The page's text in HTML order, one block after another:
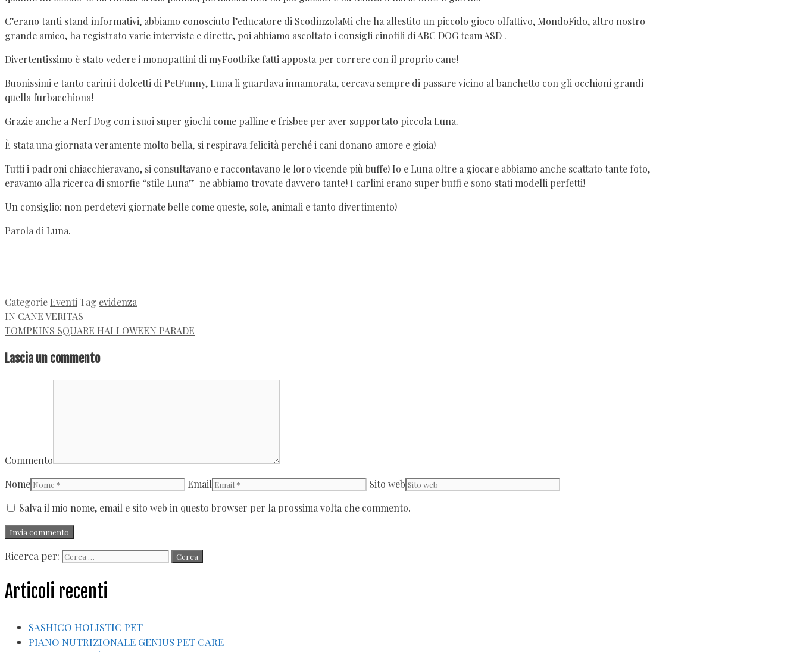
C’erano tanti stand informativi, abbiamo conosciuto l’educatore di ScodinzolaMi che ha allestito un piccolo gioco olfattivo, MondoFido, altro nostro
grande amico, ha registrato varie interviste e dirette, poi abbiamo ascoltato i consigli cinofili di ABC DOG team ASD .
Divertentissimo è stato vedere i monopattini di myFootbike fatti apposta per correre con il proprio cane!
Buonissimi e tanto carini i dolcetti di PetFunny, Luna li guardava innamorata, cercava sempre di passare vicino al banchetto con gli occhioni grandi
quella furbacchiona!
Grazie anche a Nerf Dog con i suoi super giochi come palline e frisbee per aver sopportato piccola Luna.
È stata una giornata veramente molto bella, si respirava felicità perché i cani donano amore e gioia!
Tutti i padroni chiacchieravano, si consultavano e raccontavano le loro vicende più buffe! Io e Luna oltre a giocare abbiamo anche scattato tante foto,
eravamo alla ricerca di smorfie “stile Luna” ne abbiamo trovate davvero tante! I carlini erano super buffi e sono stati modelli perfetti!
Un consiglio: non perdetevi giornate belle come queste, sole, animali e tanto divertimento!
Parola di Luna.
Categorie EventiTag evidenza
IN CANE VERITAS
TOMPKINS SQUARE HALLOWEEN PARADE
Lascia un commento
Commento
Nome
Email
Sito web
Salva il mio nome, email e sito web in questo browser per la prossima volta che commento.
Ricerca per:
Articoli recenti
SASHICO HOLISTIC PET
PIANO NUTRIZIONALE GENIUS PET CARE